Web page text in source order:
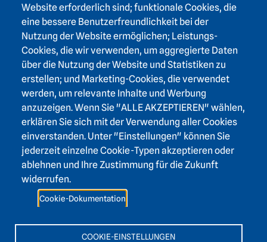
Website erforderlich sind; funktionale Cookies, die
eine bessere Benutzerfreundlichkeit bei der
Nutzung der Website ermöglichen; Leistungs-
Cookies, die wir verwenden, um aggregierte Daten
über die Nutzung der Website und Statistiken zu
erstellen; und Marketing-Cookies, die verwendet
werden, um relevante Inhalte und Werbung
anzuzeigen. Wenn Sie "ALLE AKZEPTIEREN" wählen,
erklären Sie sich mit der Verwendung aller Cookies
einverstanden. Unter "Einstellungen" können Sie
jederzeit einzelne Cookie-Typen akzeptieren oder
ablehnen und Ihre Zustimmung für die Zukunft
widerrufen.
Cookie-Dokumentation
COOKIE-EINSTELLUNGEN
Footer area two
Login Intranet
Presse
Förderverein
Kontakt
Barrierefreiheit
Leichte Sprache
Footer area three
Heidelberger Akademie der Wissenschaften
Karlstraße 4
69117 Heidelberg
+49 6221 / 54 32 65
hadw@hadw-bw.de